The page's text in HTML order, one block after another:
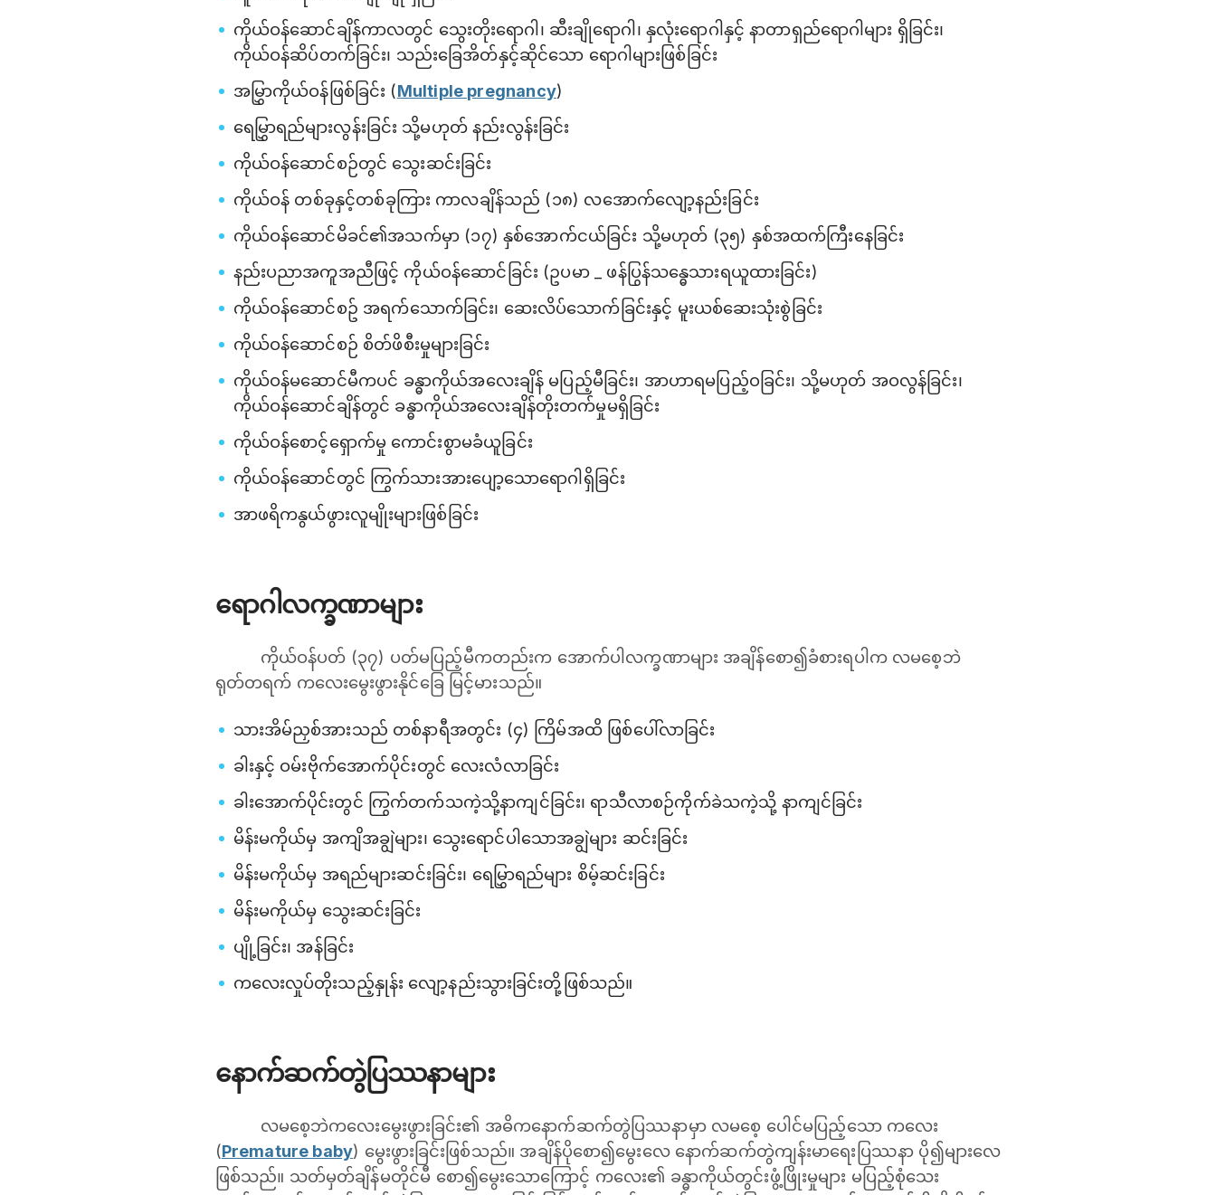
ကိုယ်ဝန်ဆောင်ချိန်ကာလတွင် သွေးတိုးရောဂါ၊ ဆီးချိုရောဂါ၊ နှလုံးရောဂါနှင့် နာတာရှည်ရောဂါများ ရှိခြင်း၊
ကိုယ်ဝန်ဆိပ်တက်ခြင်း၊ သည်းခြေအိတ်နှင့်ဆိုင်သော ရောဂါများဖြစ်ခြင်း
အမြွှာကိုယ်ဝန်ဖြစ်ခြင်း (Multiple pregnancy)
ရေမြွှာရည်များလွန်းခြင်း သို့မဟုတ် နည်းလွန်းခြင်း
ကိုယ်ဝန်ဆောင်စဉ်တွင် သွေးဆင်းခြင်း
ကိုယ်ဝန် တစ်ခုနှင့်တစ်ခုကြား ကာလချိန်သည် (၁၈) လ‌အောက်လျော့နည်းခြင်း
ကိုယ်ဝန်ဆောင်မိခင်၏အသက်မှာ (၁၇) နှစ်အောက်ငယ်ခြင်း သို့မဟုတ် (၃၅) နှစ်အထက်ကြီးနေခြင်း
နည်းပညာအကူအညီဖြင့် ကိုယ်ဝန်ဆောင်ခြင်း (ဥပမာ _ ဖန်ပြွန်သန္ဓေသားရယူထားခြင်း)
ကိုယ်ဝန်ဆောင်စဥ် အရက်သောက်ခြင်း၊ ဆေးလိပ်သောက်ခြင်းနှင့် မူးယစ်ဆေးသုံးစွဲခြင်း
ကိုယ်ဝန်ဆောင်စဉ် စိတ်ဖိစီးမှုများခြင်း
ကိုယ်ဝန်မဆောင်မီကပင် ခန္ဓာကိုယ်အလေးချိန် မပြည့်မီခြင်း၊ အာဟာရမပြည့်ဝခြင်း၊ သို့မဟုတ် အဝလွန်ခြင်း၊
ကိုယ်ဝန်ဆောင်ချိန်တွင် ခန္ဓာကိုယ်အလေးချိန်တိုးတက်မှုမရှိခြင်း
ကိုယ်ဝန်စောင့်ရှောက်မှု ကောင်းစွာမခံယူခြင်း
ကိုယ်ဝန်ဆောင်တွင် ကြွက်သားအားပျော့သော‌ရောဂါရှိခြင်း
အာဖရိကနွယ်ဖွားလူမျိုးများဖြစ်ခြင်း
ရောဂါလက္ခဏာများ
ကိုယ်ဝန်ပတ် (၃၇) ပတ်မပြည့်မီကတည်းက အောက်ပါလက္ခဏာများ အချိန်စော၍ခံစားရပါက လမစေ့ဘဲ
ရုတ်တရက် ကလေးမွေးဖွားနိုင်ခြေ မြင့်မားသည်။
သားအိမ်ညှစ်အားသည် တစ်နာရီအတွင်း (၄) ကြိမ်အထိ ဖြစ်ပေါ်လာခြင်း
ခါးနှင့် ဝမ်းဗိုက်အောက်ပိုင်းတွင် လေးလံလာခြင်း
ခါးအောက်ပိုင်းတွင် ကြွက်တက်သကဲ့သို့နာကျင်ခြင်း၊ ရာသီလာစဉ်ကိုက်ခဲသကဲ့သို့ နာကျင်ခြင်း
မိန်းမကိုယ်မှ အကျိအချွဲများ၊ သွေးရောင်ပါသောအချွဲများ ဆင်းခြင်း
မိန်းမကိုယ်မှ အရည်များဆင်းခြင်း၊ ရေမြွှာရည်များ စိမ့်ဆင်းခြင်း
မိန်းမကိုယ်မှ သွေးဆင်းခြင်း
ပျို့ခြင်း၊ အန်ခြင်း
ကလေးလှုပ်တိုးသည့်နှုန်း လျော့နည်းသွားခြင်းတို့ဖြစ်သည်။
နောက်ဆက်တွဲပြဿနာများ
လမစေ့ဘဲကလေးမွေးဖွားခြင်း၏ အဓိကနောက်ဆက်တွဲပြဿနာမှာ လမစေ့ ပေါင်မပြည့်သော ကလေး
(Premature baby) မွေးဖွားခြင်းဖြစ်သည်။ အချိန်ပိုစော၍မွေးလေ နောက်ဆက်တွဲကျန်းမာ‌ရေးပြဿနာ ပို၍များလေ
ဖြစ်သည်။ သတ်မှတ်ချိန်မတိုင်မီ စော၍မွေးသောကြောင့် ကလေး၏ ခန္ဓာကိုယ်တွင်းဖွံ့ဖြိုးမှုများ မပြည့်စုံသေး